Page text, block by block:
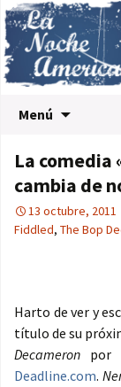
Menú
La comedia
cambia de
13 octubre, 2011
Fiddled, The Bop
Harto de ver y
título de su
Decameron por
Deadline.com.